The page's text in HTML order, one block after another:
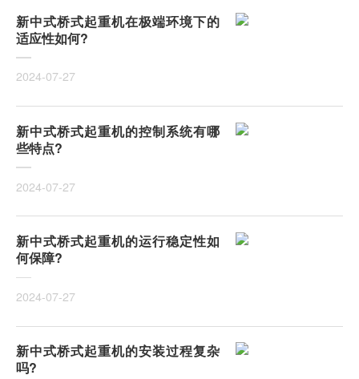
新中式桥式起重机在极端环境下的
适应性如何?
2024-07-27
新中式桥式起重机的控制系统有哪
些特点?
2024-07-27
新中式桥式起重机的运行稳定性如
何保障?
2024-07-27
新中式桥式起重机的安装过程复杂
吗?